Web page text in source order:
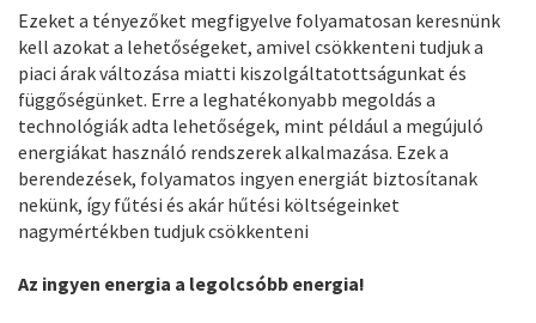
Ezeket a tényezőket megfigyelve folyamatosan keresnünk
kell azokat a lehetőségeket, amivel csökkenteni tudjuk a
piaci árak változása miatti kiszolgáltatottságunkat és
függőségünket. Erre a leghatékonyabb megoldás a
technológiák adta lehetőségek, mint például a megújuló
energiákat használó rendszerek alkalmazása. Ezek a
berendezések, folyamatos ingyen energiát biztosítanak
nekünk, így fűtési és akár hűtési költségeinket
nagymértékben tudjuk csökkenteni
Az ingyen energia a legolcsóbb energia!